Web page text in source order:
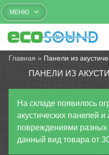
МЕНЮ
Главная » Панели из
ПАНЕЛИ ИЗ
На складе появилось
акустических панелей и
повреждениями разных
данный вид товара от